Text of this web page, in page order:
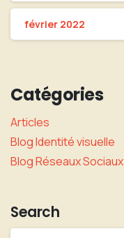
février 2022
Catégories
Articles
Blog Identité visuelle
Blog Réseaux Sociaux
Search